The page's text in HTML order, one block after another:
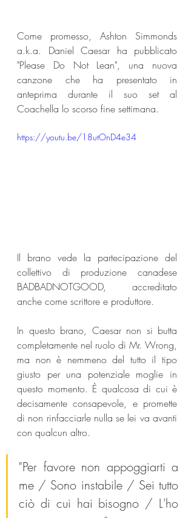
Come promesso, Ashton Simmonds
a.k.a. Daniel Caesar ha pubblicato
"Please Do Not Lean", una nuova
canzone che ha presentato in
anteprima durante il suo set al
Coachella lo scorso fine settimana.
https://youtu.be/18utOnD4e34
Il brano vede la partecipazione del
collettivo di produzione canadese
BADBADNOTGOOD, accreditato
anche come scrittore e produttore.
In questo brano, Caesar non si butta
completamente nel ruolo di Mr. Wrong,
ma non è nemmeno del tutto il tipo
giusto per una potenziale moglie in
questo momento. È qualcosa di cui è
decisamente consapevole, e promette
di non rinfacciarle nulla se lei va avanti
con qualcun altro.
"Per favore non appoggiarti a
me / Sono instabile / Sei tutto
ciò di cui hai bisogno / L'ho